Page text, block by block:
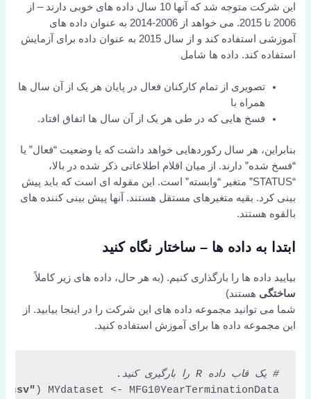
این شرکت متوجه شد که آنها 10 سال داده های خوبی دارند – از
2006 تا 2015. می خواهد از 2006-2014 به عنوان داده های
آموزشی استفاده کند و از سال 2015 به عنوان داده برای آزمایش
استفاده کند. داده ها شامل
تصویری از تمام کارکنان فعال در پایان هر یک از آن سال ها
همراه با
فسخ هایی که در طی هر یک از آن سال ها اتفاق افتاد.
بنابراین، هر سال رکوردهایی خواهد داشت که یا وضعیت “فعال” یا
“فسخ شده” دارند. از میان اقلام اطلاعاتی ذکر شده در بالا،
“STATUS” متغیر “وابسته” است. این مقوله ای است که باید پیش
بینی کرد. بقیه متغیرهای مستقل هستند. آنها پیش بینی کننده های
بالقوه هستند.
ابتدا به داده ها – ساختار نگاه کنید
بیایید داده ها را بارگذاری کنیم. (به هر حال، داده های زیر کاملاً
ساختگی هستند)
شما می توانید مجموعه داده های این شرکت را در اینجا بیابید. از
این مجموعه داده ها برای آموزش استفاده کنید.
# یک قاب داده R را بارگیری کنید.
) MYdataset <- MFG10YearTerminationData